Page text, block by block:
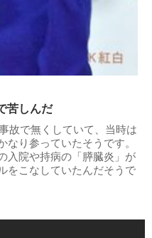
苦しんだ
故で無くしていて、当時は
り参っていたそうです。
入院や持病の「膵臓炎」が
をこなしていたんだそうで